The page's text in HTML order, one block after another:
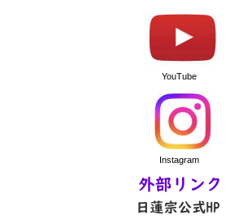
YouTube
Instagram